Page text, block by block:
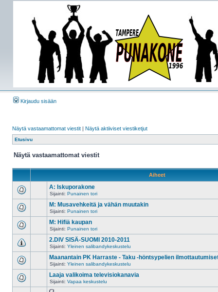
Kirjaudu sisään
Näytä vastaamattomat viestit | Näytä aktiiviset viestiketjut
Etusivu
Näytä vastaamattomat viestit
Aiheet
A: Iskuporakone
Sijainti: Punainen tori
M: Musavehkeitä ja vähän muutakin
Sijainti: Punainen tori
M: Hifiä kaupan
Sijainti: Punainen tori
2.DIV SISÄ-SUOMI 2010-2011
Sijainti: Yleinen salibandykeskustelu
Maanantain PK Harraste - Taku -höntsypelien
Sijainti: Yleinen salibandykeskustelu
Laaja valikoima televisiokanavia
Sijainti: Vapaa keskustelu